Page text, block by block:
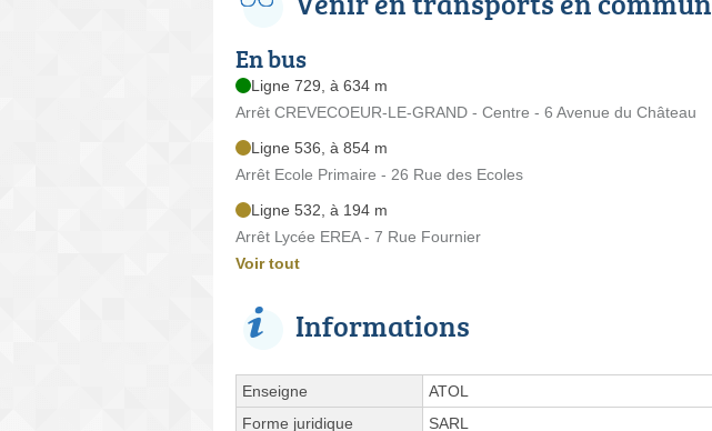
En bus
Ligne 729, à 634 m
Arrêt CREVECOEUR-LE-GRAND - Centre - 6 Avenue du Château
Ligne 536, à 854 m
Arrêt Ecole Primaire - 26 Rue des Ecoles
Ligne 532, à 194 m
Arrêt Lycée EREA - 7 Rue Fournier
Voir tout
Informations
Enseigne
ATOL
Forme juridique
SARL